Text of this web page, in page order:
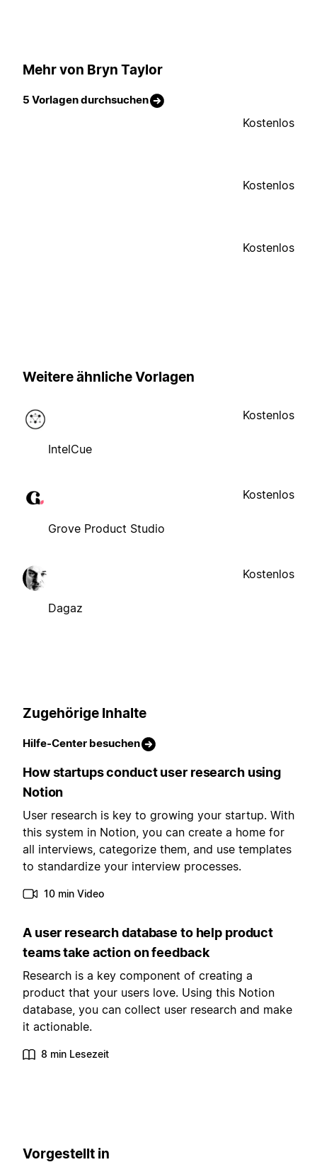
Mehr von Bryn Taylor
5 Vorlagen durchsuchen
Kostenlos
Kostenlos
Kostenlos
Weitere ähnliche Vorlagen
IntelCue
Kostenlos
Grove Product Studio
Kostenlos
Dagaz
Kostenlos
Zugehörige Inhalte
Hilfe-Center besuchen
How startups conduct user research using
Notion
User research is key to growing your startup. With
this system in Notion, you can create a home for
all interviews, categorize them, and use templates
to standardize your interview processes.
10 min Video
A user research database to help product
teams take action on feedback
Research is a key component of creating a
product that your users love. Using this Notion
database, you can collect user research and make
it actionable.
8 min Lesezeit
Vorgestellt in